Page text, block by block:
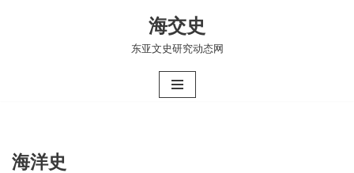
海交史
东亚文史研究动态网
海洋史